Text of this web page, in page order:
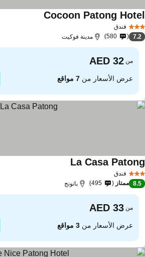
فندق
Cocoon Patongمشاهدة الأسعار
7.2
580 مدينة فوكيت
من
عرض الأسعار من7 مواقع
فندق
La Casaمشاهدة الأسعار
8.5 ممتاز 495 باتونج
من
عرض الأسعار من3 مواقع